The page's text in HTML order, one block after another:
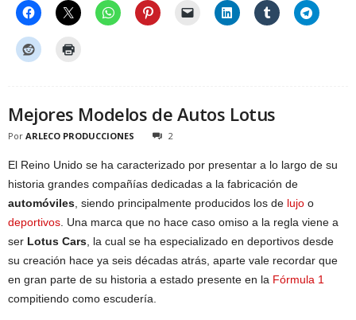
Mejores Modelos de Autos Lotus
Por ARLECO PRODUCCIONES 2
El Reino Unido se ha caracterizado por presentar a lo largo de su
historia grandes compañías dedicadas a la fabricación de
automóviles , siendo principalmente producidos los de lujo o
deportivos . Una marca que no hace caso omiso a la regla viene a
ser Lotus Cars , la cual se ha especializado en deportivos desde
su creación hace ya seis décadas atrás, aparte vale recordar que
en gran parte de su historia a estado presente en la Fórmula 1
compitiendo como escudería.